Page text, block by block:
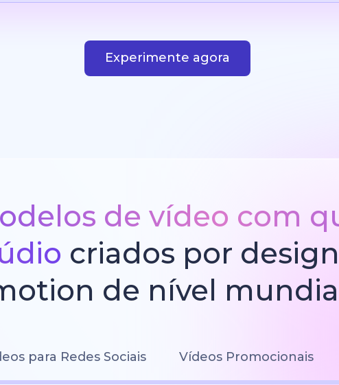
Experimente agora
de vídeo com
criados por
de nível
para Redes Sociais Vídeos Promocionais